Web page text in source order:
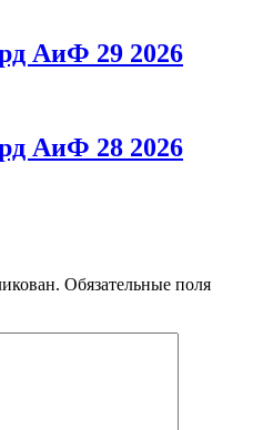
АиФ 29 2026
АиФ 28 2026
Обязательные поля